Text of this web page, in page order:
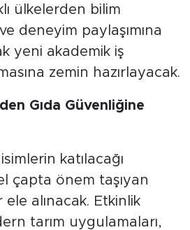
ülkelerden bilim
deneyim paylaşımına
yeni akademik iş
zemin hazırlayacak.
Gıda Güvenliğine
katılacağı
çapta önem taşıyan
alınacak. Etkinlik
tarım uygulamaları,